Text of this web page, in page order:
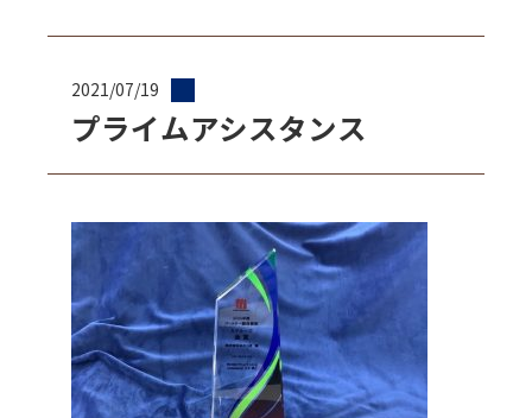
2021/07/19
プライムアシスタンス